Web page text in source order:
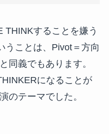
THINKすることを嫌う
うことは、Pivot＝方向
同義でもあります。
になることが
のテーマでした。